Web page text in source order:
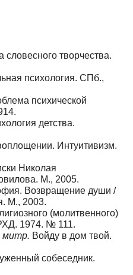
словесного творчества.
психология. СПб.,
психической
детства.
Интуитивизм.
Николая
М., 2005.
Возвращение души /
М., 2003.
(молитвенного)
1974. № 111.
митр. Войду в дом твой.
собеседник.